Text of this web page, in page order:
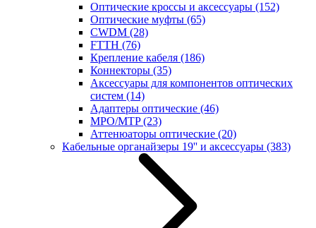
Оптические кроссы и аксессуары (152)
Оптические муфты (65)
CWDM (28)
FTTH (76)
Крепление кабеля (186)
Коннекторы (35)
Аксессуары для компонентов оптических
систем (14)
Адаптеры оптические (46)
MPO/MTP(23)
Аттенюаторы оптические (20)
Кабельные органайзеры 19'' и аксессуары (383)